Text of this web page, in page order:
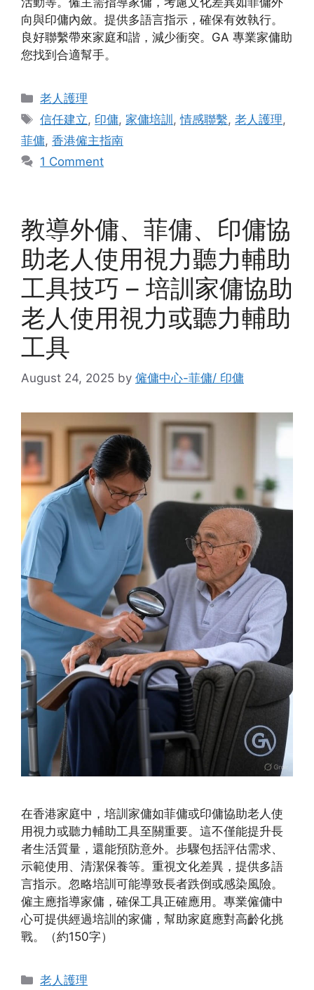
向與印傭內斂。提供多語言指示，確保有效執行。
良好聯繫帶來家庭和諧，減少衝突。GA 專業家傭助
您找到合適幫手。
Categories
老人護理
Tags
信任建立, 印傭, 家傭培訓 ,情感聯繫,老人護理,
菲傭, 香港僱主指南
1 Comment
教導外傭、菲傭、印傭協
助老人使用視力聽力輔助
工具技巧 – 培訓家傭協助
老人使用視力或聽力輔助
工具
August 24, 2025 by 僱傭中心-菲傭/ 印傭
在香港家庭中，培訓家傭如菲傭或印傭協助老人使
用視力或聽力輔助工具至關重要。這不僅能提升長
者生活質量，還能預防意外。步驟包括評估需求、
示範使用、清潔保養等。重視文化差異，提供多語
言指示。忽略培訓可能導致長者跌倒或感染風險。
僱主應指導家傭，確保工具正確應用。專業僱傭中
心可提供經過培訓的家傭，幫助家庭應對高齡化挑
戰。（約150字）
Categories
老人護理